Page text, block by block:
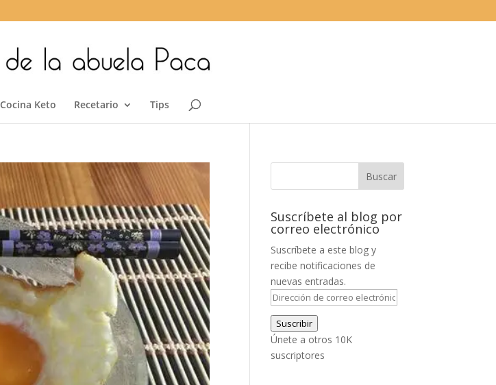
Cocina Keto Recetario Tips
Suscríbete al blog por
correo electrónico
Suscríbete a este blog y
recibe notificaciones de
nuevas entradas.
Dirección
de
correo
electrónico
Suscribir
Únete a otros 10K
suscriptores